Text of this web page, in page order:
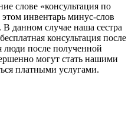
слове «консультация по
инвентарь минус-слов
В данном случае наша сестра
консультация после
люди после полученной
могут стать нашими
платными услугами.